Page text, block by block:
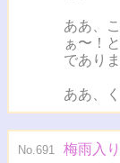
ああ、
ぁ〜！
であり
ああ、
No.691 梅雨入り